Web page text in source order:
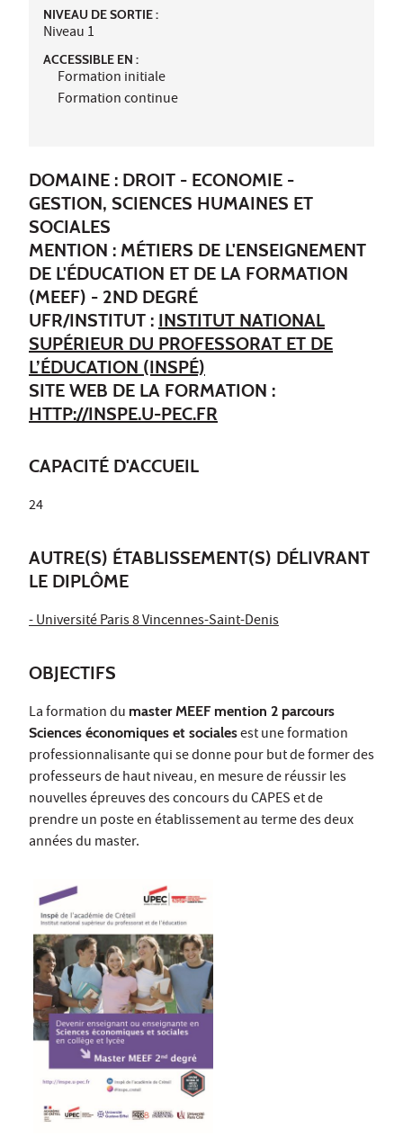
NIVEAU DE SORTIE :
Niveau 1
ACCESSIBLE EN :
Formation initiale
Formation continue
DOMAINE : DROIT - ECONOMIE -
GESTION, SCIENCES HUMAINES ET
SOCIALES
MENTION : MÉTIERS DE L'ENSEIGNEMENT
DE L'ÉDUCATION ET DE LA FORMATION
(MEEF) - 2ND DEGRÉ
UFR/INSTITUT : INSTITUT NATIONAL
SUPÉRIEUR DU PROFESSORAT ET DE
L’ÉDUCATION (INSPÉ)
SITE WEB DE LA FORMATION :
HTTP://INSPE.U-PEC.FR
CAPACITÉ D'ACCUEIL
24
AUTRE(S) ÉTABLISSEMENT(S) DÉLIVRANT
LE DIPLÔME
- Université Paris 8 Vincennes-Saint-Denis
OBJECTIFS
La formation du master MEEF mention 2 parcours
Sciences économiques et socialesest une formation
professionnalisante qui se donne pour but de former des
professeurs de haut niveau, en mesure de réussir les
nouvelles épreuves des concours du CAPES et de
prendre un poste en établissement au terme des deux
années du master.